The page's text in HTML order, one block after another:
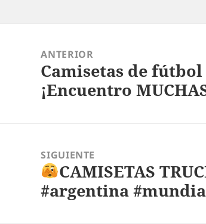
entradas
ANTERIOR
Entrada
anterior:
Camisetas de
¡Encuentro
SIGUIENTE
Entrada
siguiente:
CAMISETAS
#argentina